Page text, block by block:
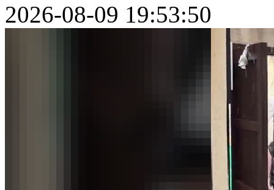
2026-08-09 19:53:50